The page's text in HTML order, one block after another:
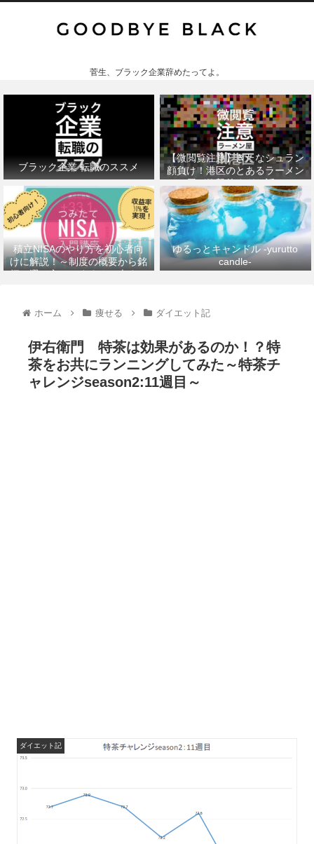
菅生、ブラック企業辞めたってよ。
ブラック企業 転職のススメ
【微閲覧注意】きたなシュラン
顔負け！港区のとあるラーメン
屋が衝撃的すぎた話。
積立NISAのやり方を初心者向
けに解説！～制度の概要から銘
柄の選び方、おすすめの本まで
ゆるっとキャンドル -yurutto
candle-
ホーム 痩せる ダイエット記
伊右衛門 特茶は効果があるのか！？特
茶をお共にランニングしてみた～特茶チ
ャレンジseason2:11週目～
ダイエット記